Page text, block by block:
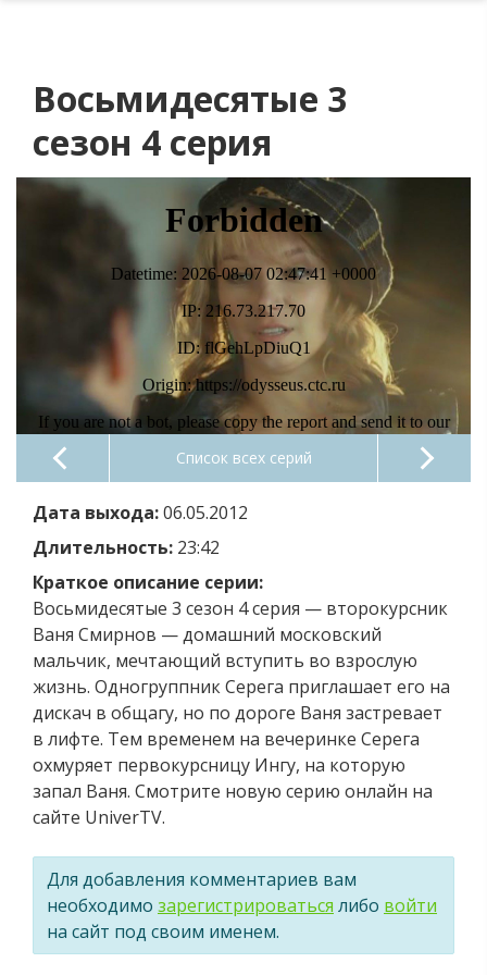
Восьмидесятые 3
сезон 4 серия
Список всех серий
Дата выхода:06.05.2012
Длительность: 23:42
Краткое описание серии:
Восьмидесятые 3 сезон 4 серия — второкурсник
Ваня Смирнов — домашний московский
мальчик, мечтающий вступить во взрослую
жизнь. Одногруппник Серега приглашает его на
дискач в общагу, но по дороге Ваня застревает
в лифте. Тем временем на вечеринке Серега
охмуряет первокурсницу Ингу, на которую
запал Ваня. Смотрите новую серию онлайн на
сайте UniverTV.
Для добавления комментариев вам
необходимо зарегистрироваться либо войти
на сайт под своим именем.